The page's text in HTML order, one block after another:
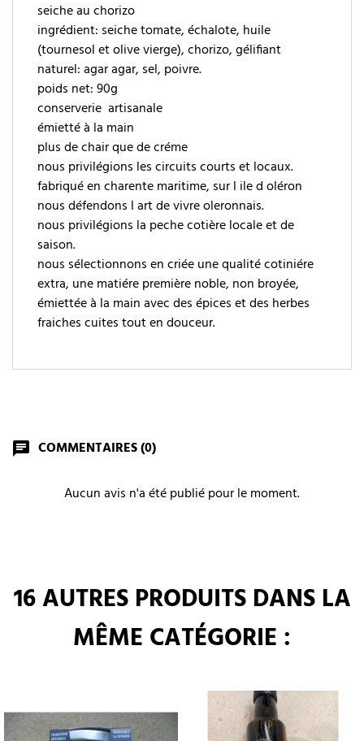
seiche au chorizo
ingrédient: seiche tomate, échalote, huile
(tournesol et olive vierge), chorizo, gélifiant
naturel: agar agar, sel, poivre.
poids net: 90g
conserverie artisanale
émietté à la main
plus de chair que de créme
nous privilégions les circuits courts et locaux.
fabriqué en charente maritime, sur l ile d oléron
nous défendons l art de vivre oleronnais.
nous privilégions la peche cotière locale et de
saison.
nous sélectionnons en criée une qualité cotiniére
extra, une matiére première noble, non broyée,
émiettée à la main avec des épices et des herbes
fraiches cuites tout en douceur.
chat COMMENTAIRES (0)
Aucun avis n'a été publié pour le moment.
16 AUTRES PRODUITS DANS LA
MÊME CATÉGORIE :